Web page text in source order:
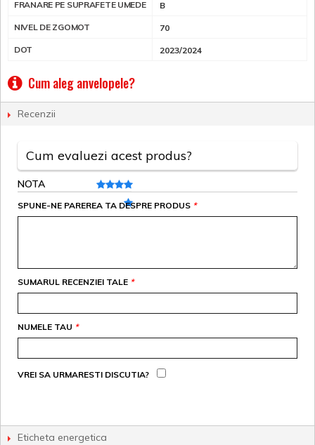
FRANARE PE SUPRAFETE UMEDE B
NIVEL DE ZGOMOT 70
DOT 2023/2024
Cum aleg anvelopele?
Recenzii
Cum evaluezi acest produs?
NOTA
*
SPUNE-NE PAREREA TA DESPRE PRODUS
*
SUMARUL RECENZIEI TALE
*
NUMELE TAU
VREI SA URMARESTI DISCUTIA?
Eticheta energetica